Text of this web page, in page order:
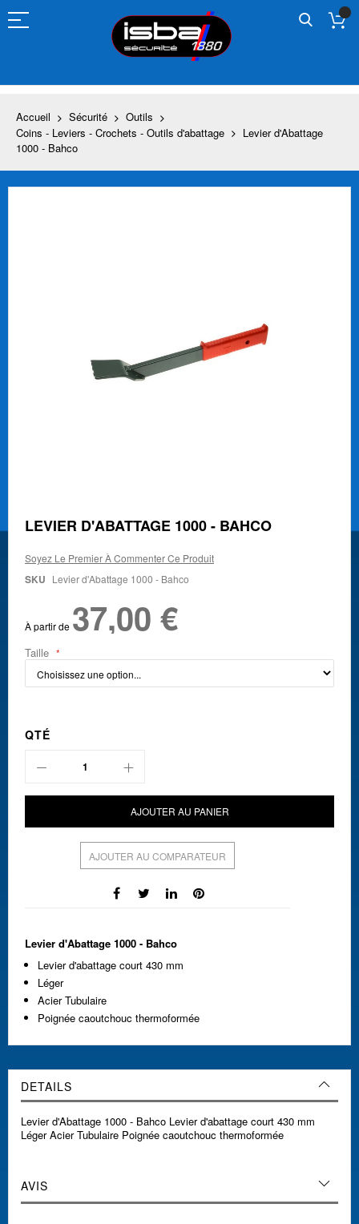
au
contenu
Accueil Sécurité
Outils
Coins - Leviers - Crochets - Outils d'abattage
Levier d'Abattage
1000 - Bahco
Skip
to
beginning
of
LEVIER D'ABATTAGE 1000 - BAHCO
Soyez Le Premier À Commenter Ce Produit
SKU Levier d'Abattage 1000 - Bahco
À partir de 37,00 €
Taille
QTÉ
AJOUTER AU PANIER
AJOUTER AU COMPARATEUR
Levier d'Abattage 1000 - Bahco
Levier d'abattage court 430 mm
Léger
Acier Tubulaire
Poignée caoutchouc thermoformée
DETAILS
Levier d'Abattage 1000 - Bahco Levier d'abattage court 430 mm
Léger Acier Tubulaire Poignée caoutchouc thermoformée
AVIS